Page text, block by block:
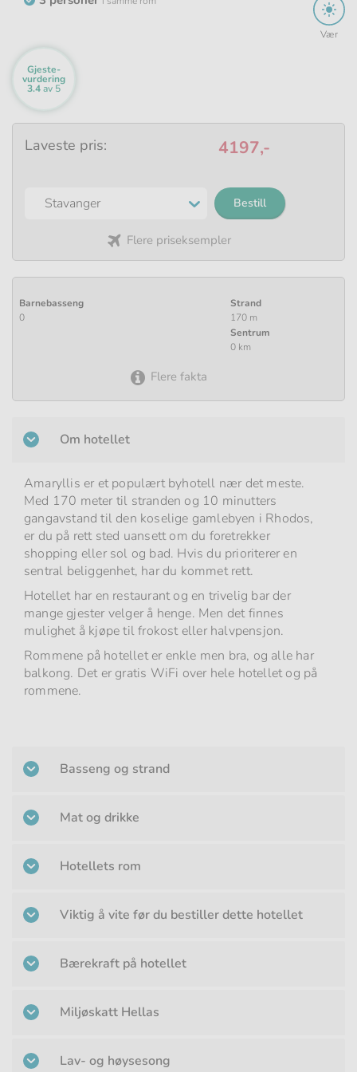
Vær
Gjeste­
vurdering
3.4av 5
Baseres
118
svar
Laveste pris: 4197,-
Bestill
Flere priseksempler
Barnebasseng
0
Strand
170 m
Sentrum
0 km
Flere fakta
Om hotellet
Amaryllis er et populært byhotell nær det meste.
Med 170 meter til stranden og 10 minutters
gangavstand til den koselige gamlebyen i Rhodos,
er du på rett sted uansett om du foretrekker
shopping eller sol og bad. Hvis du prioriterer en
sentral beliggenhet, har du kommet rett.
Hotellet har en restaurant og en trivelig bar der
mange gjester velger å henge. Men det finnes
mulighet å kjøpe til frokost eller halvpensjon.
Rommene på hotellet er enkle men bra, og alle har
balkong. Det er gratis WiFi over hele hotellet og på
rommene.
Basseng og strand
Mat og drikke
Hotellets rom
Viktig å vite før du bestiller dette hotellet
Bærekraft på hotellet
Miljøskatt Hellas
Lav- og høysesong